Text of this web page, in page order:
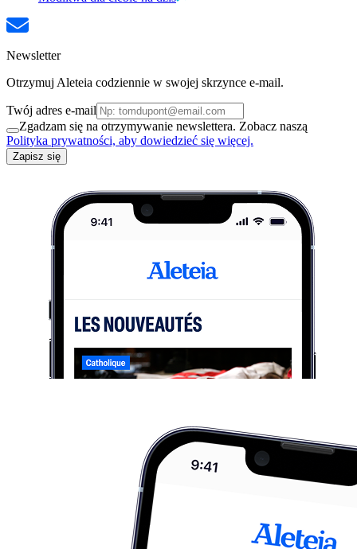
Newsletter
Otrzymuj Aleteia codziennie w swojej skrzynce e-mail.
Twój adres e-mail
Zgadzam się na otrzymywanie newslettera. Zobacz naszą
Polityka prywatności, aby dowiedzieć się więcej.
Zapisz się